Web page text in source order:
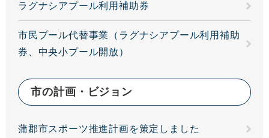
ラグナシアプール利用補助券
市民プール代替事業（ラグナシアプール利用補助
券、中央小プール開放）
市の計画・ビジョン
蒲郡市スポーツ推進計画を策定しました